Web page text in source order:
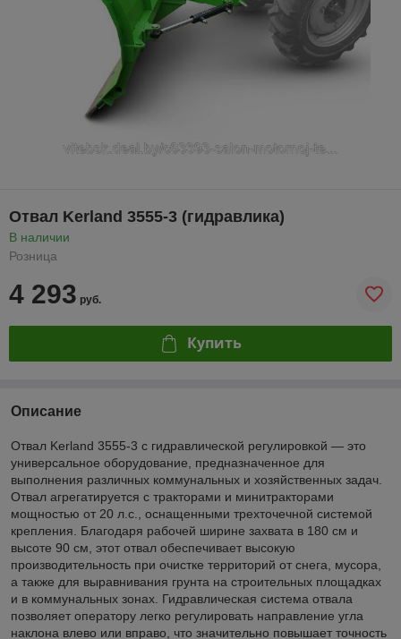
Отвал Kerland 3555-3 (гидравлика)
В наличии
Розница
4 293 руб.
Купить
Описание
Отвал Kerland 3555-3 с гидравлической регулировкой — это
универсальное оборудование, предназначенное для
выполнения различных коммунальных и хозяйственных задач.
Отвал агрегатируется с тракторами и минитракторами
мощностью от 20 л.с., оснащенными трехточечной системой
крепления. Благодаря рабочей ширине захвата в 180 см и
высоте 90 см, этот отвал обеспечивает высокую
производительность при очистке территорий от снега, мусора,
а также для выравнивания грунта на строительных площадках
и в коммунальных зонах. Гидравлическая система отвала
позволяет оператору легко регулировать направление угла
наклона влево или вправо, что значительно повышает точность